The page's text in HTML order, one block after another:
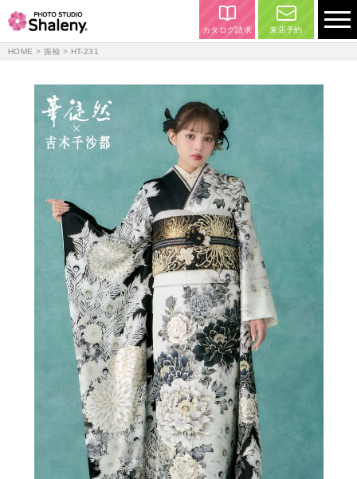
カタログ請求 来店予約
HOME > 振袖 > HT-231